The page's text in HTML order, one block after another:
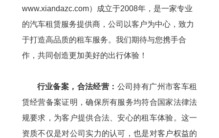
www.xiandazc.com）成立于2008年， 是一家专业
的汽车租赁服务提供商，公司以客户为中心，致力
于打造高品质的租车服务。我们期待与您携手合
作，共同创造更加美好的出行体验！
行业备案，合法经营： 公司持有广州市客车租
赁经营备案证明，确保所有服务均符合国家法律法
规要求，为客户提供合法、安心的租车体验。这一
资质不仅是对公司实力的认可，也是对客户权益的